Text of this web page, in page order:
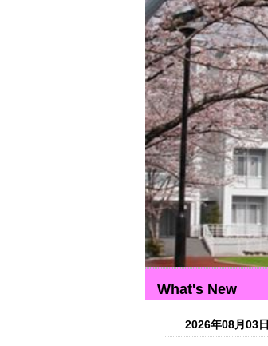
What's New
2026年08月03日